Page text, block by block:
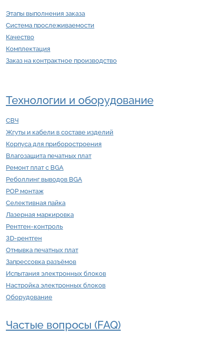
Этапы выполнения заказа
Система прослеживаемости
Качество
Комплектация
Заказ на контрактное производство
Технологии и оборудование
СВЧ
Жгуты и кабели в составе изделий
Корпуса для приборостроения
Влагозащита печатных плат
Ремонт плат с BGA
Реболлинг выводов BGA
POP монтаж
Селективная пайка
Лазерная маркировка
Рентген-контроль
3D-рентген
Отмывка печатных плат
Запрессовка разъёмов
Испытания электронных блоков
Настройка электронных блоков
Оборудование
Частые вопросы (FAQ)